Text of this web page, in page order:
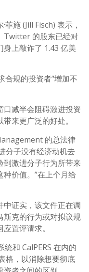
施 (Jill Fisch) 表示，
Twitter 的股东已经对
上敲诈了 1.43 亿美
合规的投资者“增加不
减半会阻碍激进投资
来更广泛的好处。
的总法律
分子没有经济动机去
到激进分子行为所带来
价值。”在上个月给
中证实，该文件正在调
斯克的行为或对拟议规
置评请求。
和 CalPERS 在内的
格，以消除想要彻底